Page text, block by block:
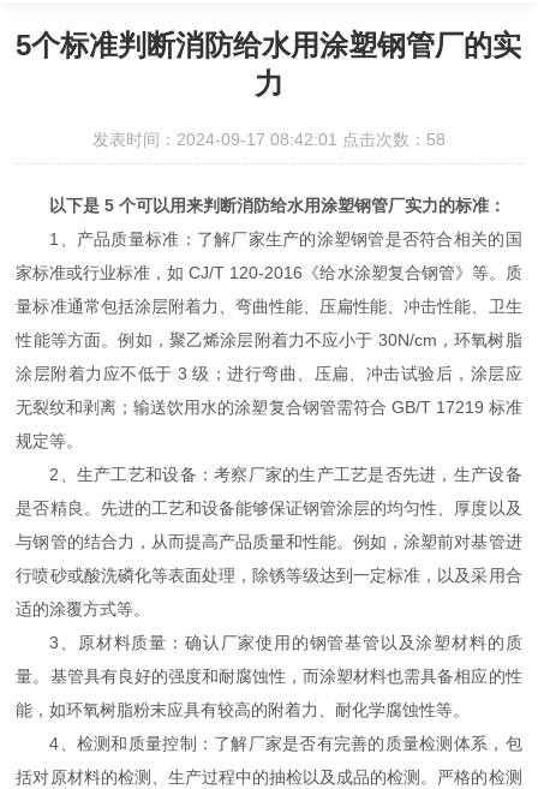
5个标准判断消防给水用涂塑钢管厂的实
力
发表时间：2024-09-17 08:42:01 点击次数：58
以下是 5 个可以用来判断消防给水用涂塑钢管厂实力的标准：
1、产品质量标准：了解厂家生产的涂塑钢管是否符合相关的国
家标准或行业标准，如 CJ/T 120-2016《给水涂塑复合钢管》等。质
量标准通常包括涂层附着力、弯曲性能、压扁性能、冲击性能、卫生
性能等方面。例如，聚乙烯涂层附着力不应小于 30N/cm，环氧树脂
涂层附着力应不低于 3 级；进行弯曲、压扁、冲击试验后，涂层应
无裂纹和剥离；输送饮用水的涂塑复合钢管需符合 GB/T 17219 标准
规定等。
2、生产工艺和设备：考察厂家的生产工艺是否先进，生产设备
是否精良。先进的工艺和设备能够保证钢管涂层的均匀性、厚度以及
与钢管的结合力，从而提高产品质量和性能。例如，涂塑前对基管进
行喷砂或酸洗磷化等表面处理，除锈等级达到一定标准，以及采用合
适的涂覆方式等。
3、原材料质量：确认厂家使用的钢管基管以及涂塑材料的质
量。基管具有良好的强度和耐腐蚀性，而涂塑材料也需具备相应的性
能，如环氧树脂粉末应具有较高的附着力、耐化学腐蚀性等。
4、检测和质量控制：了解厂家是否有完善的质量检测体系，包
括对原材料的检测、生产过程中的抽检以及成品的检测。严格的检测